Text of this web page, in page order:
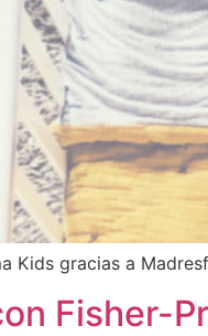
Kids gracias a
Fisher-